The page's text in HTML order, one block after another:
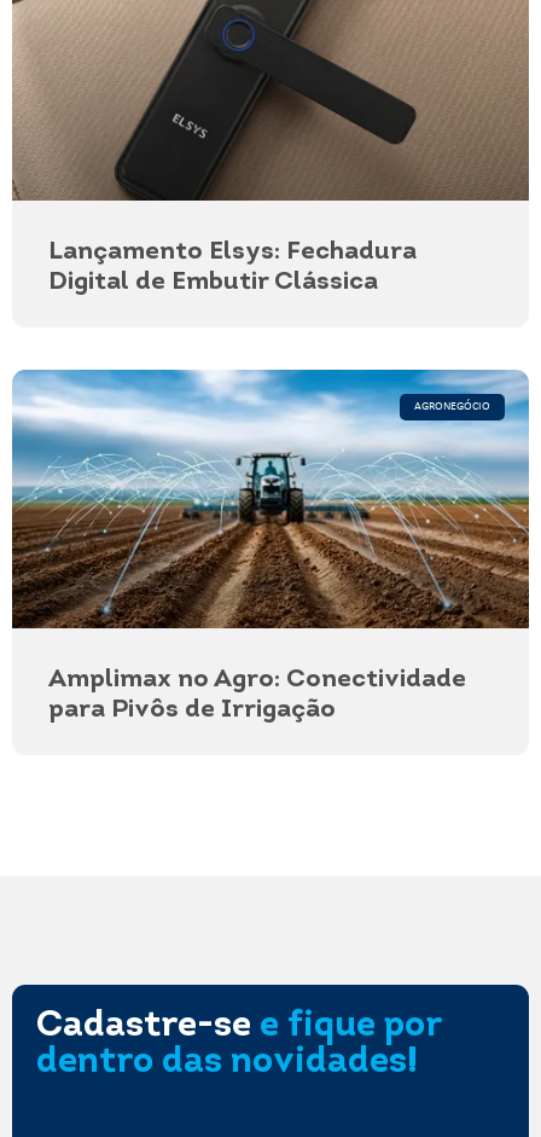
Lançamento Elsys: Fechadura
Digital de Embutir Clássica
AGRONEGÓCIO
Amplimax no Agro: Conectividade
para Pivôs de Irrigação
Cadastre-se e fique por
dentro das novidades!